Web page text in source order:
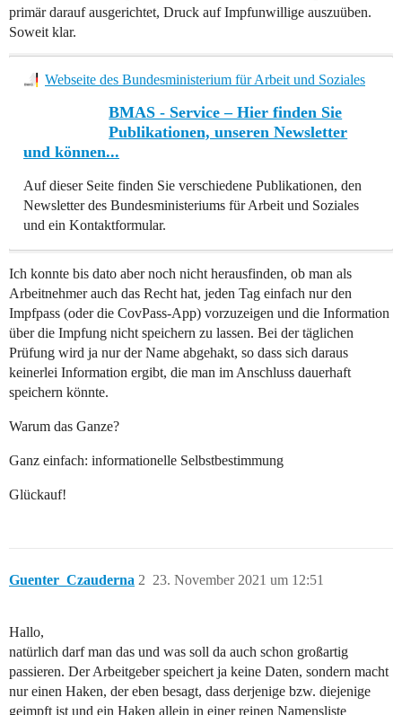
primär darauf ausgerichtet, Druck auf Impfunwillige auszuüben.
Soweit klar.
Webseite des Bundesministerium für Arbeit und Soziales
BMAS - Service – Hier finden Sie
Publikationen, unseren Newsletter
und können...
Auf dieser Seite finden Sie verschiedene Publikationen, den
Newsletter des Bundesministeriums für Arbeit und Soziales
und ein Kontaktformular.
Ich konnte bis dato aber noch nicht herausfinden, ob man als
Arbeitnehmer auch das Recht hat, jeden Tag einfach nur den
Impfpass (oder die CovPass-App) vorzuzeigen und die Information
über die Impfung nicht speichern zu lassen. Bei der täglichen
Prüfung wird ja nur der Name abgehakt, so dass sich daraus
keinerlei Information ergibt, die man im Anschluss dauerhaft
speichern könnte.
Warum das Ganze?
Ganz einfach: informationelle Selbstbestimmung
Glückauf!
Guenter_Czauderna 23. November 2021 um 12:51
2
Hallo,
natürlich darf man das und was soll da auch schon großartig
passieren. Der Arbeitgeber speichert ja keine Daten, sondern macht
nur einen Haken, der eben besagt, dass derjenige bzw. diejenige
geimpft ist und ein Haken allein in einer reinen Namensliste